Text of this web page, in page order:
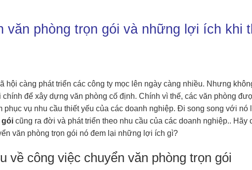
văn phòng trọn gói và những lợi ích khi
hội càng phát triển các công ty mọc lên ngày càng nhiều. Nhưng
chính để xây dựng văn phòng cố định. Chính vì thế, các văn phòng
phục vụ nhu cầu thiết yếu của các doanh nghiệp. Đi song song với nó
gói cũng ra đời và phát triển theo nhu cầu của các doanh nghiệp.. Hãy
văn phòng trọn gói nó đem lại những lợi ích gì?
về công việc chuyển văn phòng trọn gói